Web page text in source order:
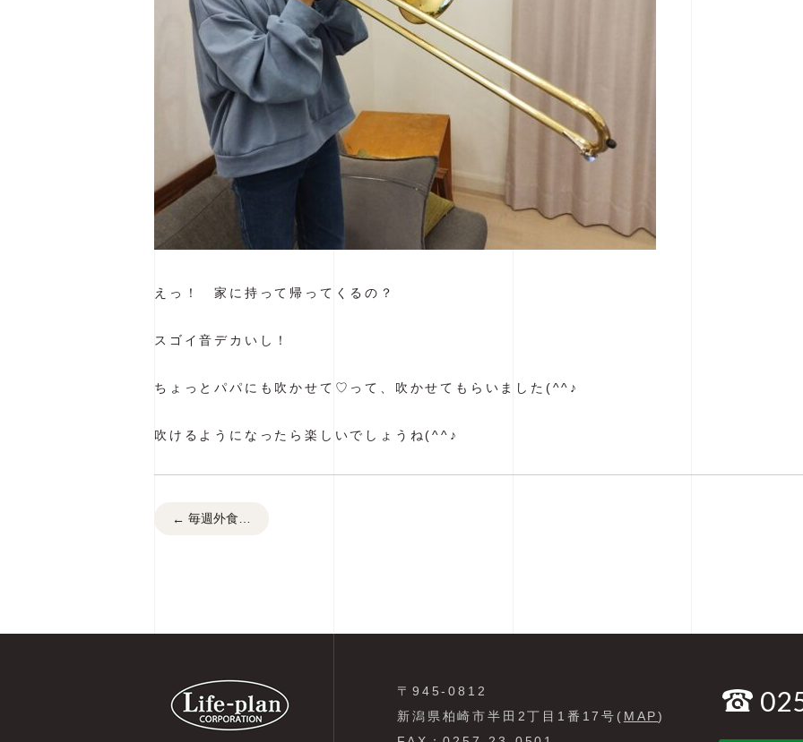
えっ！ 家に持って帰ってくるの？
スゴイ音デカいし！
ちょっとパパにも吹かせて♡って、吹かせてもらいました(^^♪
吹けるようになったら楽しいでしょうね(^^♪
← 毎週外食…
〒945-0812
新潟県柏崎市半田2丁目1番17号( MAP)